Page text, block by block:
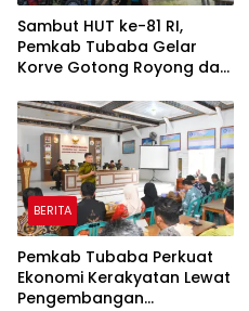
Sambut HUT ke-81 RI,
Pemkab Tubaba Gelar
Korve Gotong Royong dan
BERITA
Pemkab Tubaba Perkuat
Ekonomi Kerakyatan Lewat
Pengembangan